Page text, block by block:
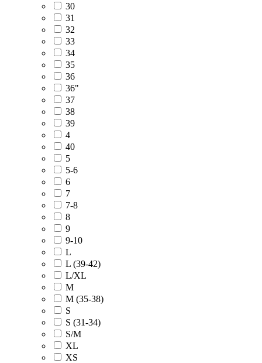
30
31
32
33
34
35
36
36"
37
38
39
4
40
5
5-6
6
7
7-8
8
9
9-10
L
L (39-42)
L/XL
M
M (35-38)
S
S (31-34)
S/M
XL
XS